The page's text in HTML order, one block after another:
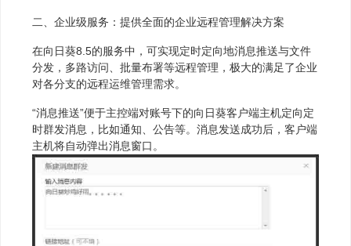
二、企业级服务：提供全面的企业远程管理解决方案
在向日葵8.5的服务中，可实现定时定向地消息推送与文件
分发，多路访问、批量布署等远程管理，极大的满足了企业
对各分支的远程运维管理需求。
“消息推送”便于主控端对账号下的向日葵客户端主机定向定
时群发消息，比如通知、公告等。消息发送成功后，客户端
主机将自动弹出消息窗口。